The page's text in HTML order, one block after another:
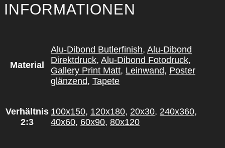
INFORMATIONEN
Material
Alu-Dibond Butlerfinish, Alu-Dibond
Direktdruck, Alu-Dibond Fotodruck,
Gallery Print Matt, Leinwand, Poster
glänzend, Tapete
Verhältnis
2:3
100x150, 120x180, 20x30, 240x360,
40x60, 60x90, 80x120